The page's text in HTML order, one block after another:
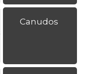
Canudos